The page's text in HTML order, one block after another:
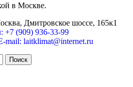
в Москве.
Дмитровское шоссе, 165к1
+7 (909) 936-33-99
mail: laitklimat@internet.ru
Поиск